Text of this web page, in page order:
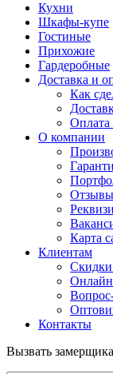
Кухни
Шкафы-купе
Гостиные
Прихожие
Гардеробные
Доставка и
Как
Оплата
О компании
Отзывы
Карта
Клиентам
Контакты
Вызвать замерщика